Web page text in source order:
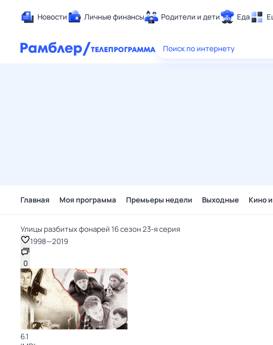
Новости Личные финансы Родители и дети Еда
Здоровье
Поиск по интернету
Главная Моя программа Премьеры недели Выходные Кино
Улицы разбитых фонарей 16 сезон 23-я серия
1998—2019
0
6.1